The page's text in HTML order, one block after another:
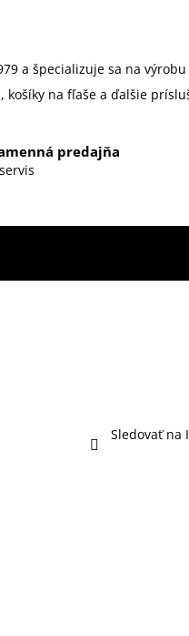
a špecializuje sa na
na fľaše a ďalšie
predajňa
Sledovať na